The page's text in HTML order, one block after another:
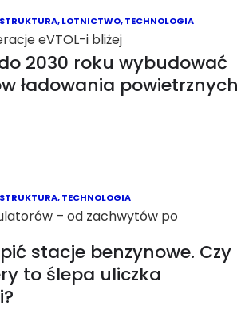
eVTOL-i bliżej
2030 roku wybudować
ładowania powietrznych